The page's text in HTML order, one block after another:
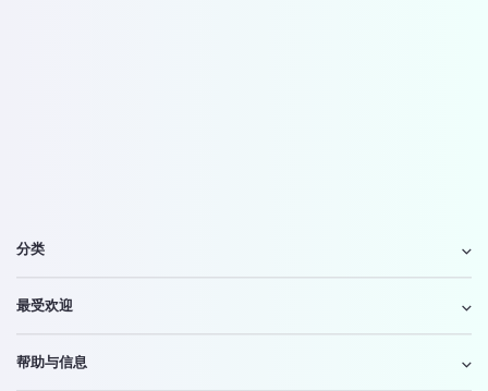
分类
最受欢迎
帮助与信息